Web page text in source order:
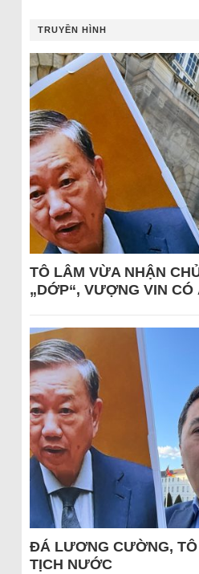
TRUYỀN HÌNH
TÔ LÂM VỪA NHẬN
„DỚP“, VƯỢNG VIN
ĐÁ LƯƠNG CƯỜNG,
TỊCH NƯỚC